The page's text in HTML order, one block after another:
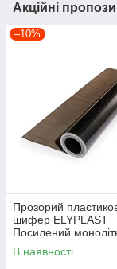
Акційні
–10%
Прозорий
шифер ELYPLAST
Посилений
(Бронзовий)
В наявності